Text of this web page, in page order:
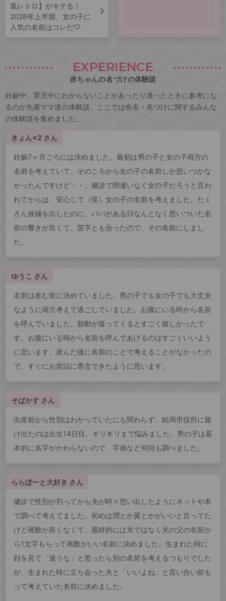
風レトロ】がキテる！
2026年上半期、女の子に
人気の名前はコレだ♡
EXPERIENCE
赤ちゃんの名づけの体験談
妊娠中、育児中にわからないことがあったり迷ったときに参考にな
るのが先輩ママ達の体験談。ここでは命名・名づけに関するみんな
の体験談を集めました。
きょん×2 さん
妊娠7ヶ月ごろには決めました。最初は男の子と女の子両方の
名前を考えていて、そのころから女の子の名前しか思いつかな
かったんですけど・・。健診で間違いなく女の子だろうと言わ
れてからは、安心して（笑）女の子の名前を考えました。たく
さん候補を出したのに、パパがある日なんとなく思いついた名
前の響きが良くて、苗字とも合ったので、その名前にしまし
た。
ゆうこ さん
名前は産む前に決めていました。男の子でも女の子でも大丈夫
なように両方考えて過ごしていました。お腹にいる時から名前
を呼んでいました。胎動が返ってくるとすごく嬉しかったで
す。お腹にいる時から名前を呼んであげるのはすごくいいよう
に思います。産んだ後に名前のことで考えることがなかったの
で、すぐにお世話に専念できたように思います。
そばかす さん
出産前から性別はわかっていたにも関わらず、結局市役所に届
け出たのは出生14日目。ギリギリまで悩みました。男の子は基
本的に名字がかわらないので、字画など何回も調べました。
ららぽーと大好き さん
健診で性別が判ってから夫が時々思い出したようにネットや本
で調べて考えてました。初めは潤とか翼とかがいいと言ってた
けど画数が良くなくて、最終的には夫ではなく夫の父の名前か
ら1文字もらって画数がいい名前に決めました。生まれた時に
顔を見て「違うな」と思ったら別の名前を考えるつもりでした
が、生まれた時に立ち会った夫と「いいよね」と言い合い前も
って考えていた名前に決めました。